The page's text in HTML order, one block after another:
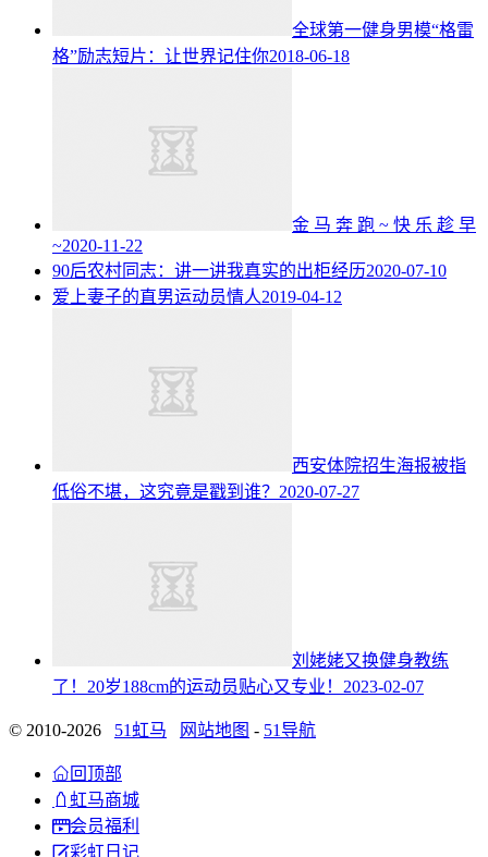
全球第一健身男模“格雷
格”励志短片：让世界记住你2018-06-18
金 马 奔 跑 ~ 快 乐 趁 早
~2020-11-22
90后农村同志：讲一讲我真实的出柜经历2020-07-10
爱上妻子的直男运动员情人2019-04-12
西安体院招生海报被指
低俗不堪，这究竟是戳到谁？ 2020-07-27
刘姥姥又换健身教练
了！20岁188cm的运动员贴心又专业！ 2023-02-07
© 2010-2026 51虹马 网站地图 - 51导航
回顶部
 虹马商城
会员福利
彩虹日记